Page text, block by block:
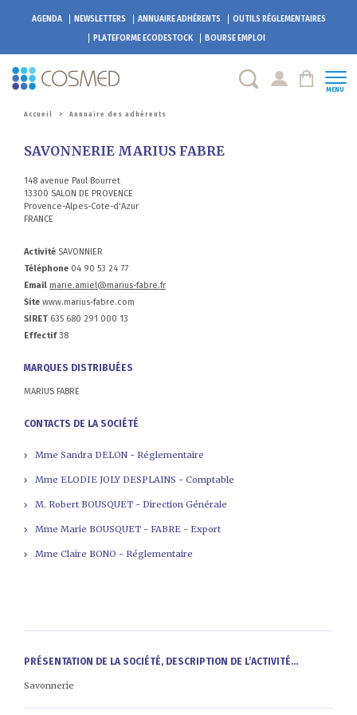
AGENDA NEWSLETTERS ANNUAIRE ADHÉRENTS
OUTILS RÉGLEMENTAIRES
PLATEFORMEECODESTOCK BOURSE EMPLOI
MENU
Accueil > Annuaire des adhérents
SAVONNERIE MARIUS FABRE
148 avenue Paul Bourret
13300 SALON DE PROVENCE
Provence-Alpes-Cote-d'Azur
FRANCE
Activité SAVONNIER
Téléphone 04 90 53 24 77
Email marie.amiel@marius-fabre.fr
Site www.marius-fabre.com
SIRET 635 680 291 000 13
Effectif38
MARQUES DISTRIBUÉES
MARIUS FABRE
CONTACTS DE LA SOCIÉTÉ
Mme Sandra DELON - Réglementaire
Mme ELODIE JOLY DESPLAINS - Comptable
M. Robert BOUSQUET - Direction Générale
Mme Marie BOUSQUET - FABRE - Export
Mme Claire BONO - Réglementaire
PRÉSENTATION DE LA SOCIÉTÉ, DESCRIPTION DE L’ACTIVITÉ...
Savonnerie